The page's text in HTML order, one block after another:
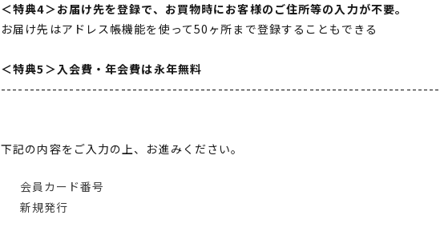
＜特典4＞お届け先を登録で、お買物時にお客様のご住所等の入力が不要。
お届け先はアドレス帳機能を使って50ヶ所まで登録することもできる
＜特典5＞入会費・年会費は永年無料
下記の内容をご入力の上、お進みください。
会員カード番号
新規発行